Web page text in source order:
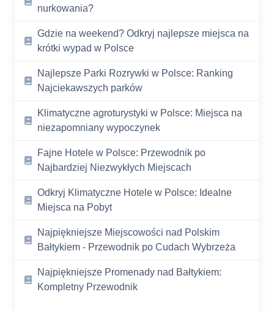
nurkowania?
Gdzie na weekend? Odkryj najlepsze miejsca na
krótki wypad w Polsce
Najlepsze Parki Rozrywki w Polsce: Ranking
Najciekawszych parków
Klimatyczne agroturystyki w Polsce: Miejsca na
niezapomniany wypoczynek
Fajne Hotele w Polsce: Przewodnik po
Najbardziej Niezwykłych Miejscach
Odkryj Klimatyczne Hotele w Polsce: Idealne
Miejsca na Pobyt
Najpiękniejsze Miejscowości nad Polskim
Bałtykiem - Przewodnik po Cudach Wybrzeża
Najpiękniejsze Promenady nad Bałtykiem:
Kompletny Przewodnik